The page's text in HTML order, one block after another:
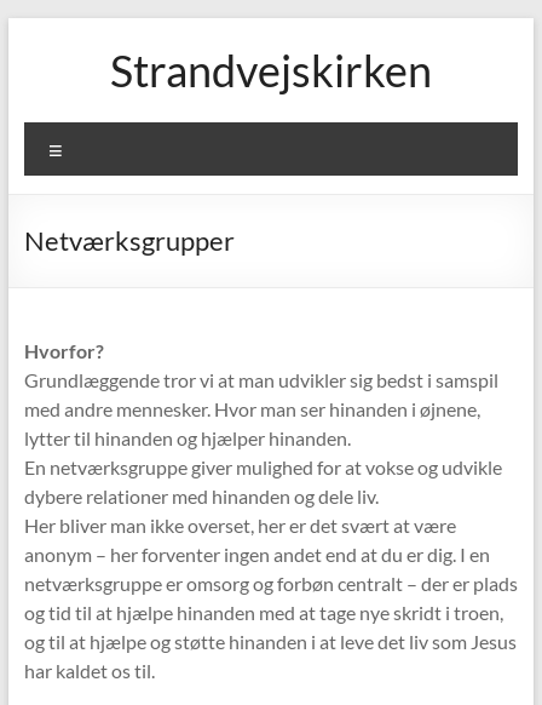
Strandvejskirken
Netværksgrupper
Hvorfor?
Grundlæggende tror vi at man udvikler sig bedst i samspil
med andre mennesker. Hvor man ser hinanden i øjnene,
lytter til hinanden og hjælper hinanden.
En netværksgruppe giver mulighed for at vokse og udvikle
dybere relationer med hinanden og dele liv.
Her bliver man ikke overset, her er det svært at være
anonym – her forventer ingen andet end at du er dig. I en
netværksgruppe er omsorg og forbøn centralt – der er plads
og tid til at hjælpe hinanden med at tage nye skridt i troen,
og til at hjælpe og støtte hinanden i at leve det liv som Jesus
har kaldet os til.